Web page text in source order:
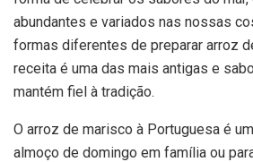
abundantes e variados nas nossas
formas diferentes de preparar arroz
receita é uma das mais antigas e
mantém fiel à tradição.
O arroz de marisco à Portuguesa é
almoço de domingo em família ou